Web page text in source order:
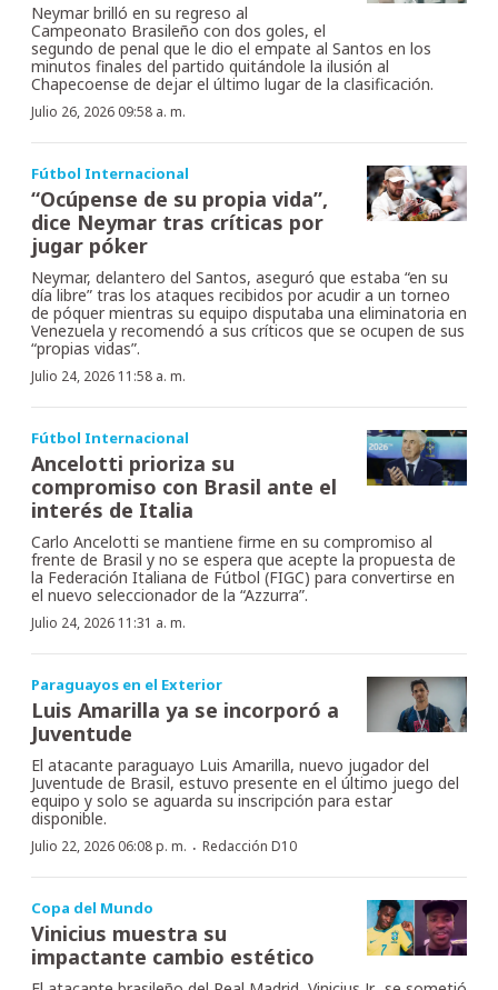
Neymar brilló en su regreso al
Campeonato Brasileño con dos goles, el
segundo de penal que le dio el empate al Santos en los
minutos finales del partido quitándole la ilusión al
Chapecoense de dejar el último lugar de la clasificación.
Julio 26, 2026 09:58 a. m.
Fútbol Internacional
“Ocúpense de su propia vida”,
dice Neymar tras críticas por
jugar póker
Neymar, delantero del Santos, aseguró que estaba “en su
día libre” tras los ataques recibidos por acudir a un torneo
de póquer mientras su equipo disputaba una eliminatoria en
Venezuela y recomendó a sus críticos que se ocupen de sus
“propias vidas”.
Julio 24, 2026 11:58 a. m.
Fútbol Internacional
Ancelotti prioriza su
compromiso con Brasil ante el
interés de Italia
Carlo Ancelotti se mantiene firme en su compromiso al
frente de Brasil y no se espera que acepte la propuesta de
la Federación Italiana de Fútbol (FIGC) para convertirse en
el nuevo seleccionador de la “Azzurra”.
Julio 24, 2026 11:31 a. m.
Paraguayos en el Exterior
Luis Amarilla ya se incorporó a
Juventude
El atacante paraguayo Luis Amarilla, nuevo jugador del
Juventude de Brasil, estuvo presente en el último juego del
equipo y solo se aguarda su inscripción para estar
disponible.
Julio 22, 2026 06:08 p. m. · Redacción D10
Copa del Mundo
Vinicius muestra su
impactante cambio estético